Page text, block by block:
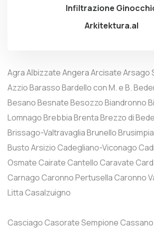
Infiltrazione
Arkitektura.al
AgraAlbizzateAngeraArcisateArsago
AzzioBarassoBardello con M. e B.
BesanoBesnateBesozzoBiandronno
LomnagoBrebbiaBrentaBrezzo di
Brissago-ValtravagliaBrunello
Busto Arsizio Cadegliano-Viconago
Osmate Cairate Cantello Caravate
Carnago Caronno Pertusella Caronno
Litta Casalzuigno
Casciago Casorate Sempione